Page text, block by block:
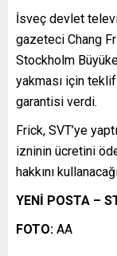
İsveç devlet
gazeteci Chang
Stockholm
yakması için teklif
garantisi verdi.
Frick, SVT’ye
izninin ücretini
hakkını
YENİ POSTA –
FOTO: AA